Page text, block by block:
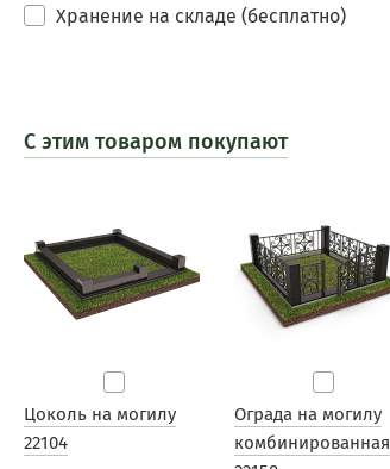
Хранение на складе (бесплатно)
С этим товаром покупают
Цоколь на могилу
22104
Ограда на могилу
комбинированная